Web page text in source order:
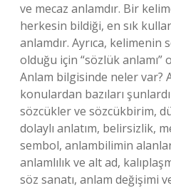
ve mecaz anlamdır. Bir
herkesin bildiği, en sık
anlamdır. Ayrıca, kelimenin
olduğu için “sözlük anlamı”
Anlam bilgisinde neler var?
konulardan bazıları
sözcükler ve sözcükbirim,
dolaylı anlatım, belirsizlik,
sembol, anlambilimin
anlamlılık ve alt ad,
söz sanatı, anlam değişimi